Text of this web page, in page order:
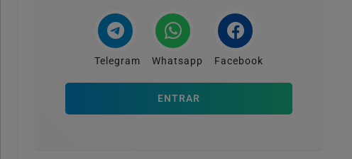
Telegram Whatsapp Facebook
ENTRAR